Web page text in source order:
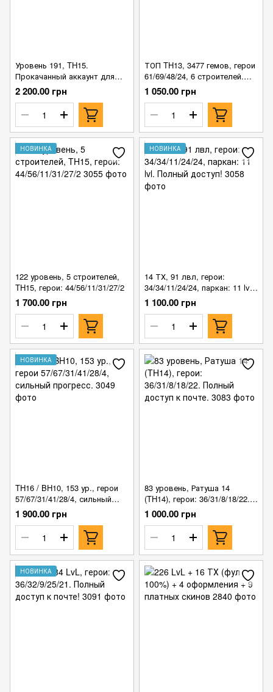
Уровень 191, TH15.
Прокачанный аккаунт для
хорошего старта.
2 200.00 грн
ТОП TH13, 3477 гемов, герои
61/69/48/24, 6 строителей.
Полный доступ к почте.
1 050.00 грн
НОВИНКА
122 уровень, 5 строителей,
TH15, герои: 44/56/11/31/27/2
1 700.00 грн
НОВИНКА
14 ТХ, 91 лвл, герои:
34/34/11/24/24, паркан: 11 lvl.
Полный доступ!
1 100.00 грн
НОВИНКА
TH16 / BH10, 153 ур., герои
57/67/31/41/28/4, сильный
прогресс.
1 900.00 грн
83 уровень, Ратуша 14
(TH14), герои: 36/31/8/18/22.
Полный доступ к почте.
1 000.00 грн
НОВИНКА